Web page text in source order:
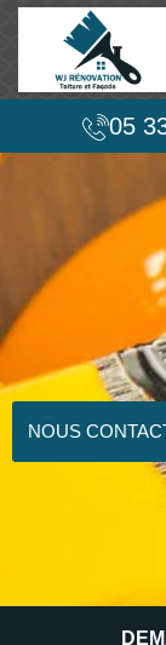
05
NOUS